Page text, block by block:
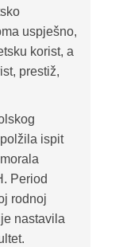
uspješno,
korist, a
prestiž,
ispit
Period
rodnoj
nastavila